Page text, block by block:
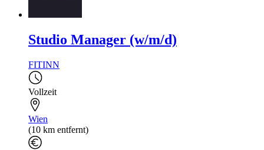
Studio Manager (w/m/d)
FITINN
Vollzeit
Wien
(10 km entfernt)